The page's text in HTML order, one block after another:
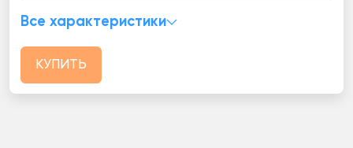
Все характеристики
КУПИТЬ